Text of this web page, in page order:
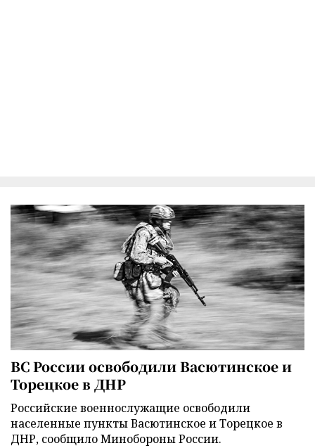
ВС России освободили Васютинское и
Торецкое в ДНР
Российские военнослужащие освободили
населенные пункты Васютинское и Торецкое в
ДНР, сообщило Минобороны России.